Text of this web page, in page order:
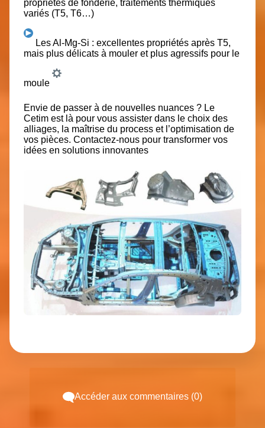
propriétés de fonderie, traitements thermiques
variés (T5, T6…)
Les Al-Mg-Si : excellentes propriétés après T5,
mais plus délicats à mouler et plus agressifs pour le
moule
Envie de passer à de nouvelles nuances ? Le
Cetim est là pour vous assister dans le choix des
alliages, la maîtrise du process et l’optimisation de
vos pièces. Contactez-nous pour transformer vos
idées en solutions innovantes
Accéder aux commentaires (0)